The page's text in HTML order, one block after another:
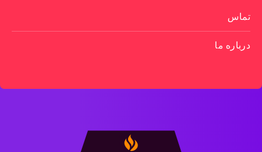
تماس
درباره ما